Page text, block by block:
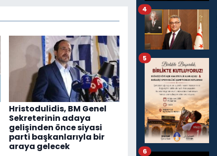
Hristodulidis, BM Genel
Sekreterinin adaya
gelişinden önce siyasi
parti başkanlarıyla bir
araya gelecek
4
5
6